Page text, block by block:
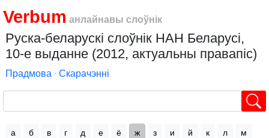
Verbum анлайнавы слоўнік
Руска-беларускі слоўнік НАН Беларусі,
10-е выданне (2012, актуальны правапіс)
Прадмова ∙ Скарачэнні
а б в г д е ё ж з и й к л м